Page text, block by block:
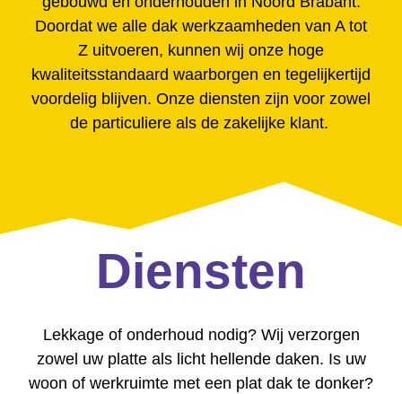
Doordat we alle dak werkzaamheden van A tot
Z uitvoeren, kunnen wij onze hoge
kwaliteitsstandaard waarborgen en tegelijkertijd
voordelig blijven. Onze diensten zijn voor zowel
de particuliere als de zakelijke klant.
Diensten
Lekkage of onderhoud nodig? Wij verzorgen
zowel uw platte als licht hellende daken. Is uw
woon of werkruimte met een plat dak te donker?